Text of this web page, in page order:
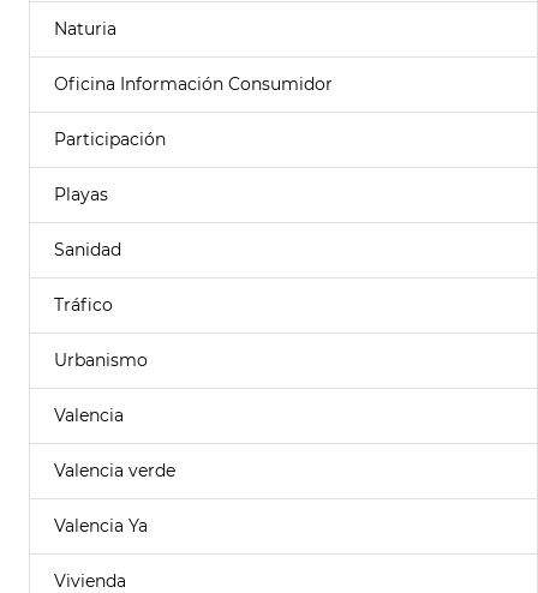
Naturia
Oficina Información Consumidor
Participación
Playas
Sanidad
Tráfico
Urbanismo
Valencia
Valencia verde
Valencia Ya
Vivienda